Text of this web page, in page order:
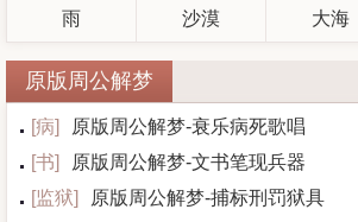
雨 沙漠 大海
原版周公解梦
[病]
原版周公解梦-衰乐病死歌唱
[书]
原版周公解梦-文书笔现兵器
[监狱]
原版周公解梦-捕标刑罚狱具